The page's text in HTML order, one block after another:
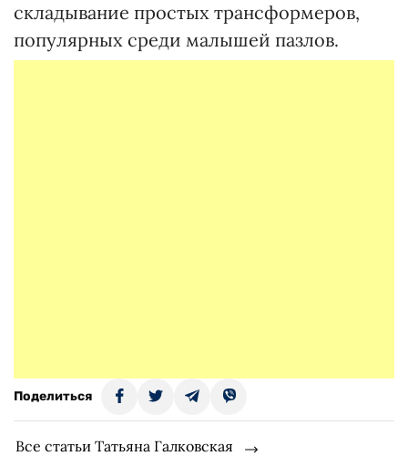
складывание простых трансформеров,
популярных среди малышей пазлов.
Поделиться
Все статьи Татьяна Галковская